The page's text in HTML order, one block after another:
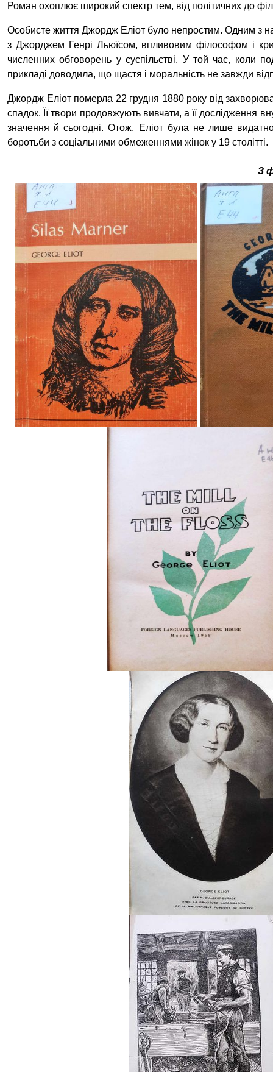
Роман охоплює широкий спектр тем, від політичних до
Особисте життя Джордж Еліот було непростим. Одним з
з Джорджем Генрі Льюїсом, впливовим філософом і
численних обговорень у суспільстві. У той час, коли
прикладі доводила, що щастя і моральність не завжди
Джордж Еліот померла 22 грудня 1880 року від
спадок. Її твори продовжують вивчати, а її дослідження
значення й сьогодні. Отож, Еліот була не лише
боротьби з соціальними обмеженнями жінок у 19 столітті.
З